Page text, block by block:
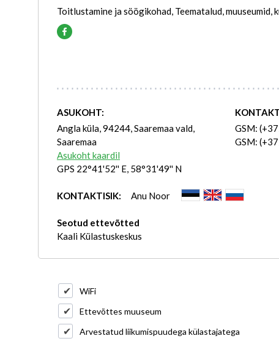
Toitlustamine ja söögikohad, Teematalud, muuseumid,
ASUKOHT:
Angla küla, 94244, Saaremaa vald,
Saaremaa
Asukoht kaardil
GPS 22°41'52'' E, 58°31'49'' N
GSM:
GSM:
KONTAKTISIK: Anu Noor
Seotud ettevõtted
Kaali Külastuskeskus
WiFi
Ettevõttes muuseum
Arvestatud liikumispuudega külastajatega